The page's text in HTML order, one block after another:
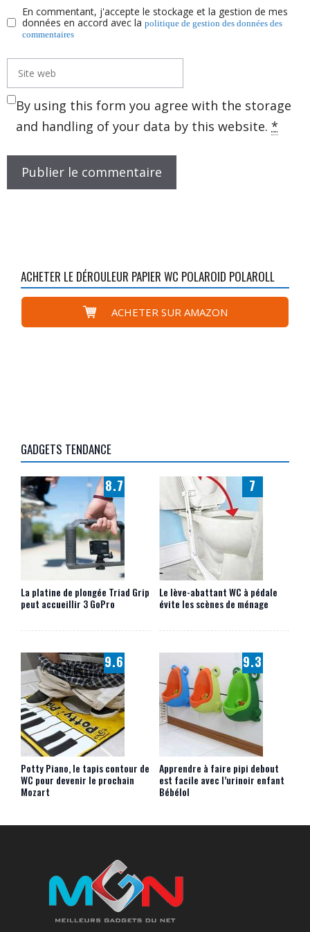
En commentant, j'accepte le stockage et la gestion de mes
données en accord avec la politique de gestion des données des
commentaires
Site
web
By using this form you agree with the storage
and handling of your data by this website. *
ACHETER LE DÉROULEUR PAPIER WC POLAROID POLAROLL
ACHETER SUR AMAZON
GADGETS TENDANCE
8.7
La platine de plongée Triad Grip
peut accueillir 3 GoPro
7
Le lève-abattant WC à pédale
évite les scènes de ménage
9.6
Potty Piano, le tapis contour de
WC pour devenir le prochain
Mozart
9.3
Apprendre à faire pipi debout
est facile avec l’urinoir enfant
Bébélol